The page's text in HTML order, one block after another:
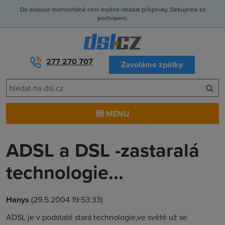
Do diskuse momentálně není možné vkládat příspěvky. Děkujeme za
pochopení.
277 270 707 Zavoláme zpátky
MENU
ADSL a DSL -zastaralá
technologie...
Hanys (29.5.2004 19:53:33)
ADSL je v podstatě stará technologie,ve světě už se